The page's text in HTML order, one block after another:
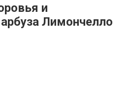
и
Лимончелло